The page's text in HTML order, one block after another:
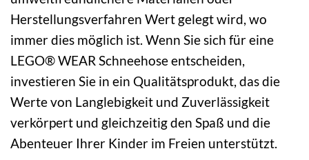
Herstellungsverfahren Wert gelegt wird, wo
immer dies möglich ist. Wenn Sie sich für eine
LEGO® WEAR Schneehose entscheiden,
investieren Sie in ein Qualitätsprodukt, das die
Werte von Langlebigkeit und Zuverlässigkeit
verkörpert und gleichzeitig den Spaß und die
Abenteuer Ihrer Kinder im Freien unterstützt.